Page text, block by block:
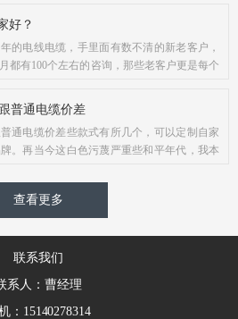
好？
的电线电缆，手里面有数不清的新老客户，
都有100个左右的咨询，那些老客户更是每个
普通电缆价差​
通电缆价差些款式有所几个，可以定制自家
。再当今这白色污蔑严重些和平年代，我本
查看更多
联系我们
系人：曹经理
：15140278314